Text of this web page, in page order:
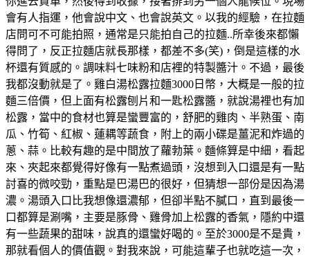
會有人指運，他會說中文、也會說英文。以我的經驗，在拉麵
店問可不可能拍照，通常是只能拍自己的拉麵..所幸後來都懶
得問了，反正拉麵店就長那樣，都差不多(笑)，倒是這樣的水
杯還有質感的。調味料七味粉和店裡的特製醬汁。不過，最後
我都沒動就是了。雞白湯松露拉麵3000日幣，大概是一般的拉
麵三倍價，但上面有松露刨片和一匙松露醬，就說湯裡也有加
松露，當中的食材也算是蠻豐富的，舒肥的雞肉、半熟蛋、南
瓜、竹筍、紅椒、蓮耦等蔬食，附上的兩小碟是薑泥和炸過的
蔥、蒜。比較有趣的是中間放了蘿勃葉。麵條算是中細，看起
來、夾起來都覺得好像有一點煮過頭，沒想到入口還是有一點
討喜的微咬勁，重點是巴湯巴的很好，但猜想一部份是因為湯
濃。湯頭入口比我想像還濃郁，但卻半點不膩口，直到最後一
口都算是涮嘴，主要是豚骨、雞骨加上松露的香氣，隱約中還
有一些蔬果的甜味，說真的還蠻好喝的。至於3000是不是貴，
那就看個人的價值觀。對我來說，可能這輩子也就吃這一次，